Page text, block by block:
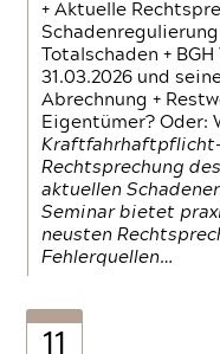
+ Aktuelle
Totalschaden +
31.03.2026 und
Abrechnung +
Eigentümer? Oder:
Kraftfahrhaftpflicht-
Rechtsprechung
aktuellen
Seminar bietet
neusten
Fehlerquellen…
11